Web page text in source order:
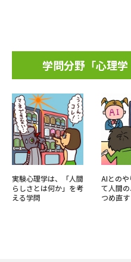
学問分野「心理
実験心理学は、「人間
らしさとは何か」を考
える学問
AIとの
て人間
つめ直す